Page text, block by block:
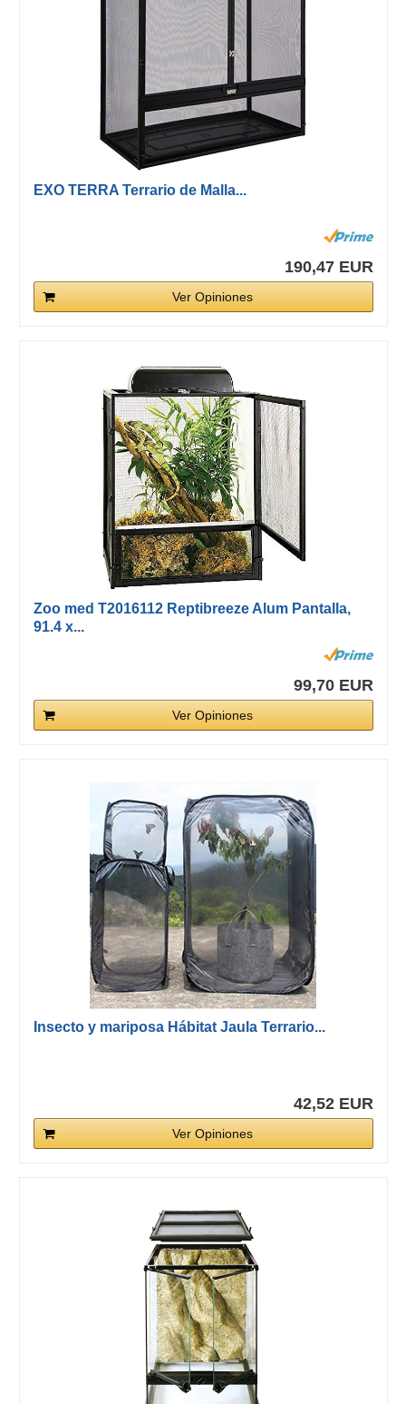
EXO TERRA Terrario de Malla...
190,47 EUR
Ver Opiniones
Zoo med T2016112 Reptibreeze Alum Pantalla,
91.4 x...
99,70 EUR
Ver Opiniones
Insecto y mariposa Hábitat Jaula Terrario...
42,52 EUR
Ver Opiniones